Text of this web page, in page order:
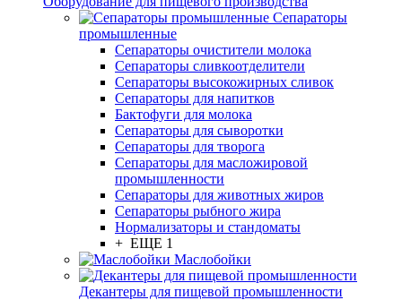
Сепараторы
промышленные
Сепараторы очистители молока
Сепараторы сливкоотделители
Сепараторы высокожирных сливок
Сепараторы для напитков
Бактофуги для молока
Сепараторы для сыворотки
Сепараторы для творога
Сепараторы для масложировой
промышленности
Сепараторы для животных жиров
Сепараторы рыбного жира
Нормализаторы и стандоматы
+ ЕЩЕ 1
Маслобойки
Декантеры для пищевой промышленности